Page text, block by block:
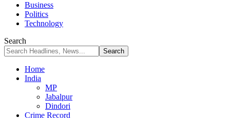
Business
Politics
Technology
Search
Home
India
MP
Jabalpur
Dindori
Crime Record